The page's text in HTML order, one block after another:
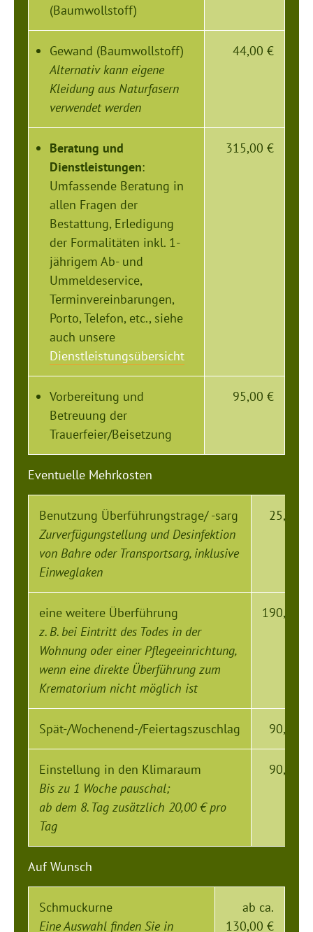
(Baumwollstoff)
Gewand (Baumwollstoff)
Alternativ kann eigene
Kleidung aus Naturfasern
verwendet werden
44,00 €
Beratung und
Dienstleistungen:
Umfassende Beratung in
allen Fragen der
Bestattung, Erledigung
der Formalitäten inkl. 1-
jährigem Ab- und
Ummeldeservice,
Terminvereinbarungen,
Porto, Telefon, etc., siehe
auch unsere
Dienstleistungsübersicht
315,00 €
Vorbereitung und
Betreuung der
Trauerfeier/Beisetzung
95,00 €
Eventuelle Mehrkosten
Benutzung Überführungstrage/ -sarg
Zurverfügungstellung und Desinfektion
von Bahre oder Transportsarg, inklusive
Einweglaken
25,00 €
eine weitere Überführung
z. B. bei Eintritt des Todes in der
Wohnung oder einer Pflegeeinrichtung,
wenn eine direkte Überführung zum
Krematorium nicht möglich ist
190,00 €
Spät-/Wochenend-/Feiertagszuschlag 90,00 €
Einstellung in den Klimaraum
Bis zu 1 Woche pauschal;
ab dem 8. Tag zusätzlich 20,00 € pro
Tag
90,00 €
Auf Wunsch
Schmuckurne
Eine Auswahl finden Sie in
ab ca.
130,00 €